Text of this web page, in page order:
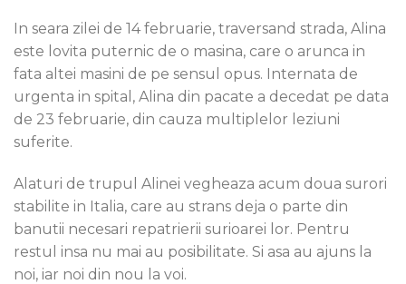
In seara zilei de 14 februarie, traversand strada, Alina
este lovita puternic de o masina, care o arunca in
fata altei masini de pe sensul opus. Internata de
urgenta in spital, Alina din pacate a decedat pe data
de 23 februarie, din cauza multiplelor leziuni
suferite.
Alaturi de trupul Alinei vegheaza acum doua surori
stabilite in Italia, care au strans deja o parte din
banutii necesari repatrierii surioarei lor. Pentru
restul insa nu mai au posibilitate. Si asa au ajuns la
noi, iar noi din nou la voi.